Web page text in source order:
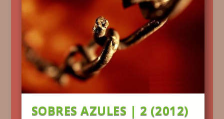
SOBRES AZULES | 2 (2012)